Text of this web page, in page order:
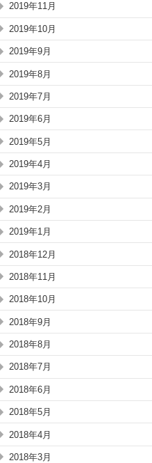
2019年11月
2019年10月
2019年9月
2019年8月
2019年7月
2019年6月
2019年5月
2019年4月
2019年3月
2019年2月
2019年1月
2018年12月
2018年11月
2018年10月
2018年9月
2018年8月
2018年7月
2018年6月
2018年5月
2018年4月
2018年3月